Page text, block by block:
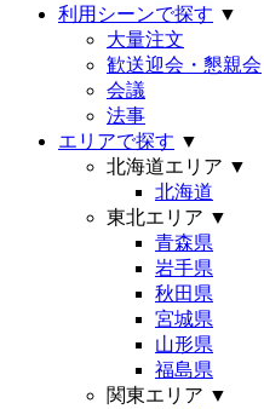
利用シーンで探す ▼
大量注文
歓送迎会・懇親会
会議
法事
エリアで探す ▼
北海道エリア ▼
北海道
東北エリア ▼
青森県
岩手県
秋田県
宮城県
山形県
福島県
関東エリア ▼